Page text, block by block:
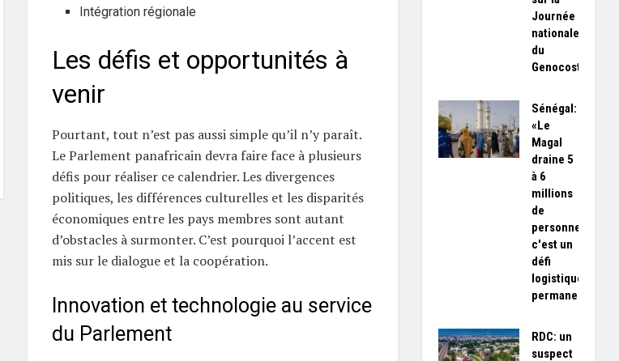
Intégration régionale
Les défis et opportunités à
venir
Pourtant, tout n’est pas aussi simple qu’il n’y paraît.
Le Parlement panafricain devra faire face à plusieurs
défis pour réaliser ce calendrier. Les divergences
politiques, les différences culturelles et les disparités
économiques entre les pays membres sont autant
d’obstacles à surmonter. C’est pourquoi l’accent est
mis sur le dialogue et la coopération.
Innovation et technologie au service
du Parlement
Journée
nationale
du
Genocost
Sénégal:
«Le
Magal
draine 5
à 6
millions
de
personnes,
c'est un
défi
logistique
permanent»
RDC: un
suspect